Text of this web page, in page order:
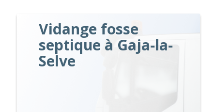
Vidange fosse
septique à Gaja-la-
Selve